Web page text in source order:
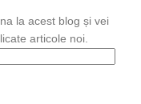
la acest blog și vei
articole noi.